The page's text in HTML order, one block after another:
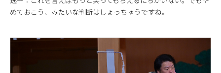
めておこう、みたいな判断はしょっちゅうですね。